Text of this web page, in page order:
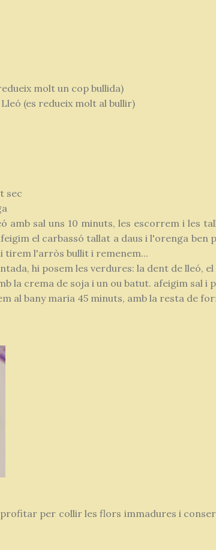
molt un cop bullida)
(es redueix molt al bullir)
sec
amb sal uns 10 minuts, les escorrem i les
el carbassó tallat a daus i l'orenga ben
tirem l'arròs bullit i remenem...
hi posem les verdures: la dent de lleó,
la crema de soja i un ou batut. afeigim sal i
al bany maria 45 minuts, amb la resta de
per collir les flors immadures i